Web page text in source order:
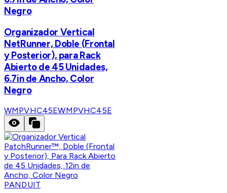
Negro
Organizador Vertical
NetRunner, Doble (Frontal
y Posterior), para Rack
Abierto de 45 Unidades,
6.7in de Ancho, Color
Negro
WMPVHC45EWMPVHC45E
PANDUIT